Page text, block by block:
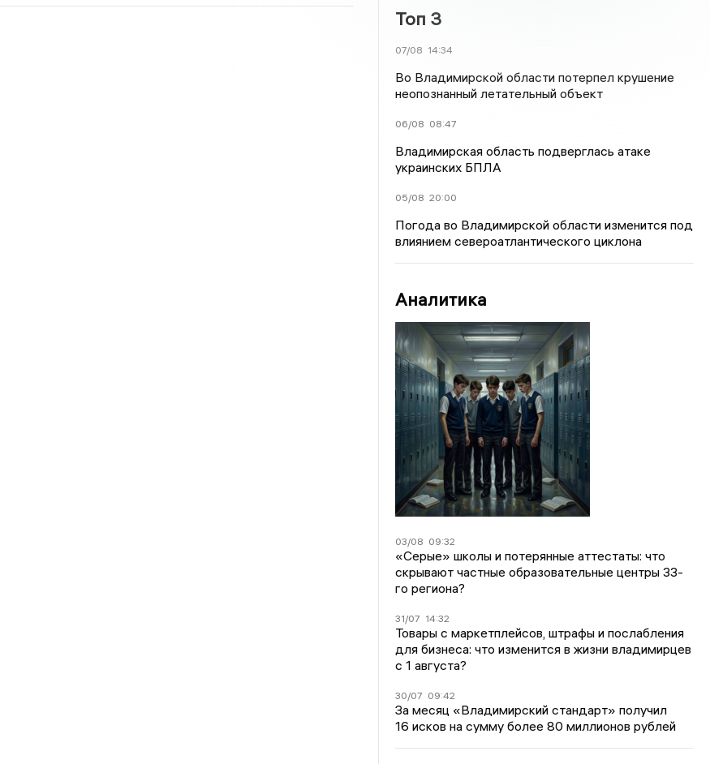
Топ 3
07/08 14:34
Во Владимирской области потерпел крушение
неопознанный летательный объект
06/08 08:47
Владимирская область подверглась атаке
украинских БПЛА
05/08 20:00
Погода во Владимирской области изменится под
влиянием североатлантического циклона
Аналитика
03/08 09:32
«Серые» школы и потерянные аттестаты: что
скрывают частные образовательные центры 33-
го региона?
31/07 14:32
Товары с маркетплейсов, штрафы и послабления
для бизнеса: что изменится в жизни владимирцев
с 1 августа?
30/07 09:42
За месяц «Владимирский стандарт» получил
16 исков на сумму более 80 миллионов рублей